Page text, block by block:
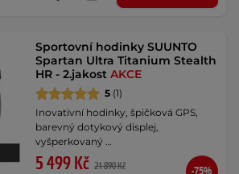
Sportovní hodinky SUUNTO
Spartan Ultra Titanium Stealth
HR - 2.jakostAKCE
5 (1)
Inovativní hodinky, špičková GPS,
barevný dotykový displej,
vyšperkovaný …
5 499 Kč 21 890 Kč